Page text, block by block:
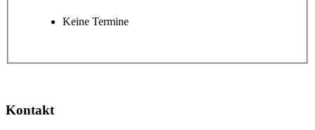
Keine Termine
Kontakt